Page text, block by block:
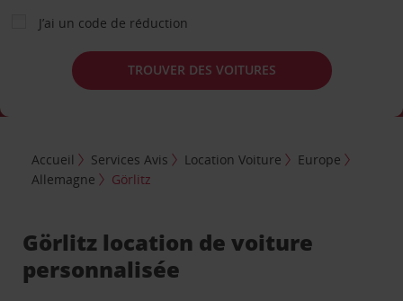
J’ai un code de réduction
TROUVER DES VOITURES
Accueil Services Avis Location Voiture
Europe
Allemagne
Görlitz
Görlitz location de voiture
personnalisée